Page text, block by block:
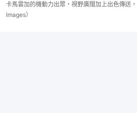
卡馬雲加的機動力出眾，視野廣闊加上出色傳送
Images）